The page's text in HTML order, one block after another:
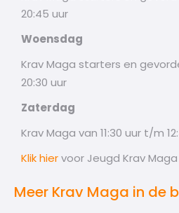
20:45 uur
Woensdag
Krav Maga starters en
20:30 uur
Zaterdag
Krav Maga van 11:30 uur t/m
Klik hiervoor Jeugd Krav
Meer Krav Maga in de